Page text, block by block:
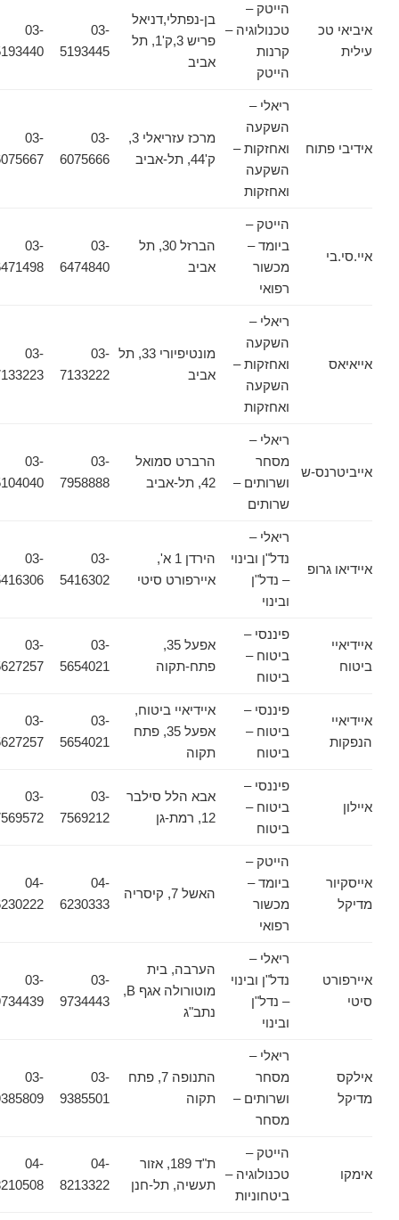
איביאי טכ
עילית
הייטק –
טכנולוגיה –
קרנות
הייטק
בן-נפתלי,דניאל
פריש 3,ק'1, תל
אביב
03-
5193445
03-
5193440
אידיבי פתוח
ריאלי –
השקעה
ואחזקות –
השקעה
ואחזקות
מרכז עזריאלי 3,
03-
6075666
03-
6075667
איי.סי.בי
הייטק –
ביומד –
מכשור
רפואי
הברזל 30, תל
אביב
03-
6474840
03-
6471498
אייאיאס
ריאלי –
השקעה
ואחזקות –
השקעה
ואחזקות
מונטיפיורי 33, תל
אביב
03-
7133222
03-
7133223
אייביטרנס-ש
ריאלי –
מסחר
ושרותים –
שרותים
הרברט סמואל
42, תל-אביב
03-
7958888
03-
5104040
איידיאו גרופ
ריאלי –
נדל"ן ובינוי
– נדל"ן
ובינוי
הירדן 1 א',
איירפורט סיטי
03-
5416302
03-
5416306
איידיאיי
ביטוח
פיננסי –
ביטוח –
ביטוח
אפעל 35,
פתח-תקוה
03-
5654021
03-
5627257
איידיאיי
הנפקות
פיננסי –
ביטוח –
ביטוח
איידיאיי ביטוח,
אפעל 35, פתח
תקוה
03-
5654021
03-
5627257
איילון
פיננסי –
ביטוח –
ביטוח
אבא הלל סילבר
12, רמת-גן
03-
7569212
03-
7569572
אייסקיור
מדיקל
הייטק –
ביומד –
מכשור
רפואי
האשל 7, קיסריה
04-
6230333
04-
6230222
איירפורט
סיטי
ריאלי –
נדל"ן ובינוי
– נדל"ן
ובינוי
הערבה, בית
נתב"ג
03-
9734443
03-
9734439
אילקס
מדיקל
ריאלי –
מסחר
ושרותים –
מסחר
התנופה 7, פתח
תקוה
03-
9385501
03-
9385809
אימקו
הייטק –
טכנולוגיה –
ביטחוניות
ת"ד 189, אזור
תעשיה, תל-חנן
04-
8213322
04-
8210508